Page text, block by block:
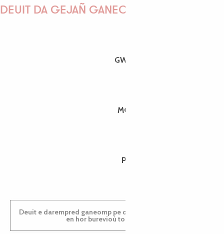
DEUIT DA GEJAÑ GANEOMP !
GWENAËLLE
MORGANE
PAULINE
Deuit e darempred ganeomp pe deuit da welet ac'hanomp
en hor burevioù touristerezh